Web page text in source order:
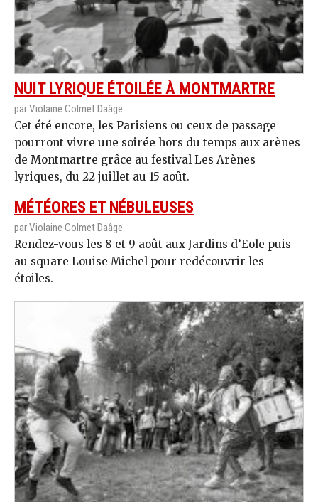
NUIT LYRIQUE ÉTOILÉE À MONTMARTRE
par Violaine Colmet Daâge
Cet été encore, les Parisiens ou ceux de passage
pourront vivre une soirée hors du temps aux arènes
de Montmartre grâce au festival Les Arènes
lyriques, du 22 juillet au 15 août.
MÉTÉORES ET NÉBULEUSES
par Violaine Colmet Daâge
Rendez-vous les 8 et 9 août aux Jardins d’Eole puis
au square Louise Michel pour redécouvrir les
étoiles.